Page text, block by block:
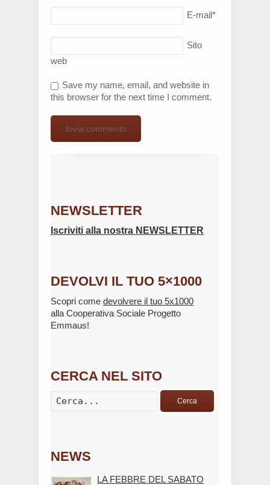
E-mail*
Sito
web
Save my name, email, and website in
this browser for the next time I comment.
NEWSLETTER
Iscriviti alla nostra NEWSLETTER
DEVOLVI IL TUO 5×1000
Scopri come devolvere il tuo 5x1000
alla Cooperativa Sociale Progetto
Emmaus!
CERCA NEL SITO
Cerca
NEWS
LA FEBBRE DEL SABATO